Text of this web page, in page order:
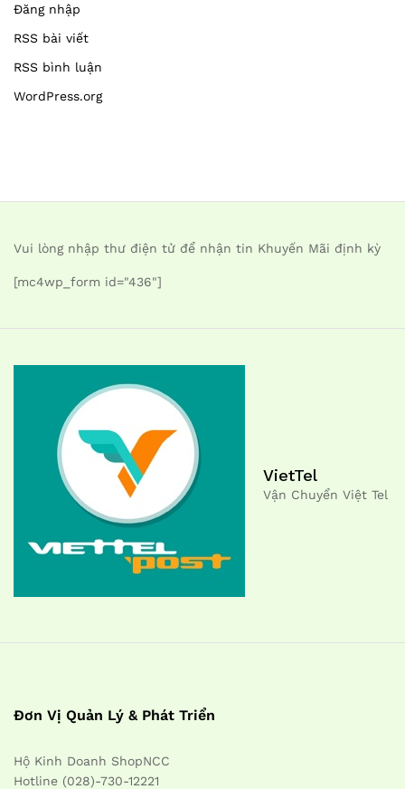
Đăng nhập
RSS bài viết
RSS bình luận
WordPress.org
Vui lòng nhập thư điện tử để nhận tin Khuyến Mãi định kỳ
[mc4wp_form id="436"]
VietTel
Vận Chuyển Việt Tel
Đơn Vị Quản Lý & Phát Triển
Hộ Kinh Doanh ShopNCC
Hotline (028)-730-12221